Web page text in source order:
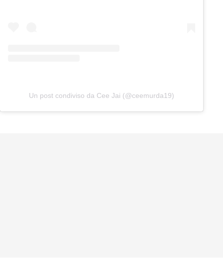
Un post condiviso da Cee Jai (@ceemurda19)